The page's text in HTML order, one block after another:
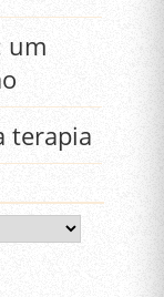
um
terapia